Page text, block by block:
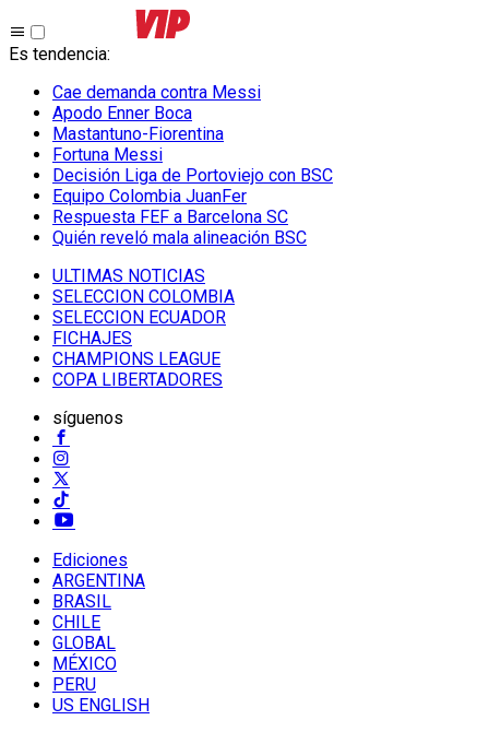
Es tendencia:
Cae demanda contra Messi
Apodo Enner Boca
Mastantuno-Fiorentina
Fortuna Messi
Decisión Liga de Portoviejo con BSC
Equipo Colombia JuanFer
Respuesta FEF a Barcelona SC
Quién reveló mala alineación BSC
ULTIMAS NOTICIAS
SELECCION COLOMBIA
SELECCION ECUADOR
FICHAJES
CHAMPIONS LEAGUE
COPA LIBERTADORES
síguenos
Ediciones
ARGENTINA
BRASIL
CHILE
GLOBAL
MÉXICO
PERU
US ENGLISH